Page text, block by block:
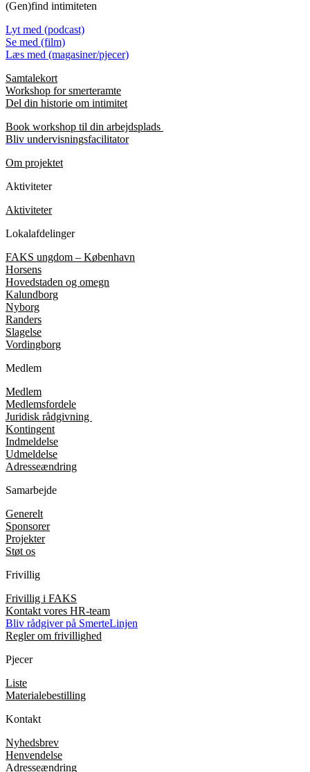
(Gen)find intimiteten
Lyt med (podcast)
Se med (film)
Læs med (magasiner/pjecer)
Samtalekort
Workshop for smerteramte
Del din historie om intimitet
Book workshop til din arbejdsplads
Bliv undervisningsfacilitator
Om projektet
Aktiviteter
Aktiviteter
Lokalafdelinger
FAKS ungdom – København
Horsens
Hovedstaden og omegn
Kalundborg
Nyborg
Randers
Slagelse
Vordingborg
Medlem
Medlem
Medlemsfordele
Juridisk rådgivning
Kontingent
Indmeldelse
Udmeldelse
Adresseændring
Samarbejde
Generelt
Sponsorer
Projekter
Støt os
Frivillig
Frivillig i FAKS
Kontakt vores HR-team
Bliv rådgiver på SmerteLinjen
Regler om frivillighed
Pjecer
Liste
Materialebestilling
Kontakt
Nyhedsbrev
Henvendelse
Adresseændring